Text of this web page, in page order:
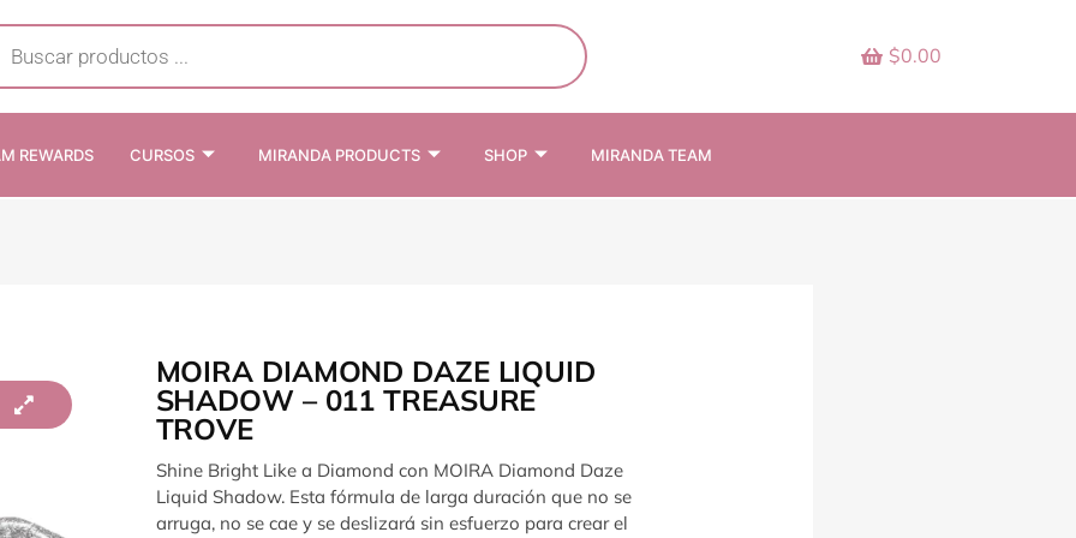
$0.00
REWARDS CURSOS MIRANDA PRODUCTS SHOP MIRANDA TEAM
MOIRA DIAMOND DAZE LIQUID
SHADOW – 011 TREASURE
TROVE
Shine Bright Like a Diamond con MOIRA Diamond Daze
Liquid Shadow. Esta fórmula de larga duración que no se
arruga, no se cae y se deslizará sin esfuerzo para crear el